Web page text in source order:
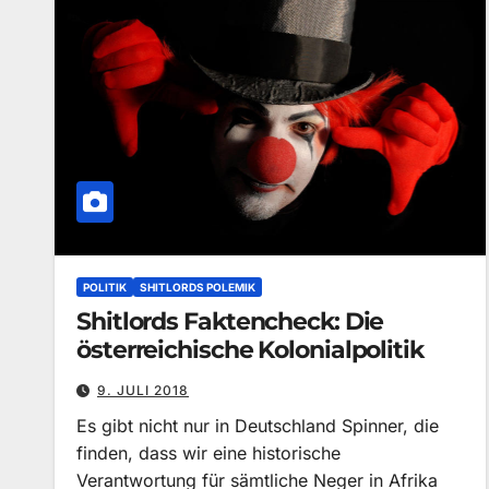
POLITIK SHITLORDS POLEMIK
Shitlords Faktencheck: Die
österreichische Kolonialpolitik
9. JULI 2018
Es gibt nicht nur in Deutschland Spinner, die
finden, dass wir eine historische
Verantwortung für sämtliche Neger in Afrika